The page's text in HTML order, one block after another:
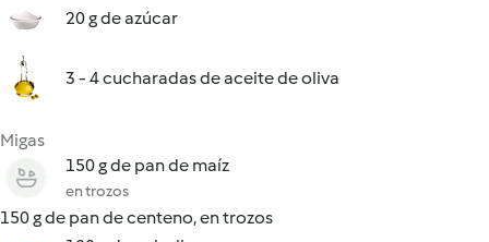
20 g de azúcar
3 - 4 cucharadas de aceite de oliva
Migas
150 g de pan de maíz
en trozos
150 g de pan de centeno, en trozos